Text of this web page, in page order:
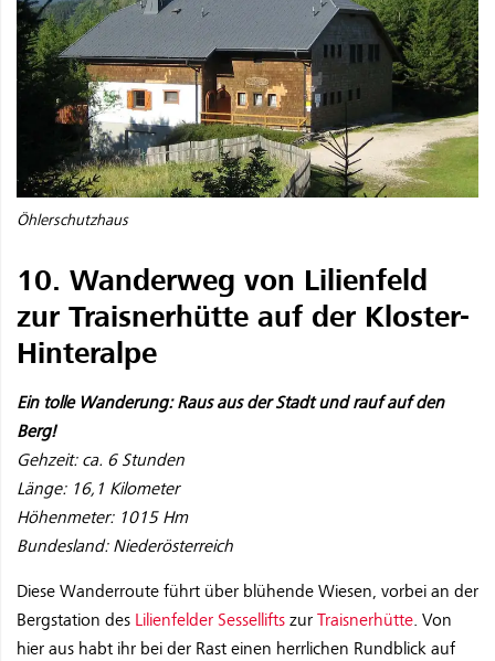
Öhlerschutzhaus
10. Wanderweg von Lilienfeld
zur Traisnerhütte auf der Kloster-
Hinteralpe
Ein tolle Wanderung: Raus aus der Stadt und rauf auf den
Berg!
Gehzeit: ca. 6 Stunden
Länge: 16,1 Kilometer
Höhenmeter: 1015 Hm
Bundesland: Niederösterreich
Diese Wanderroute führt über blühende Wiesen, vorbei an der
Bergstation des Lilienfelder Sessellifts zur Traisnerhütte. Von
hier aus habt ihr bei der Rast einen herrlichen Rundblick auf